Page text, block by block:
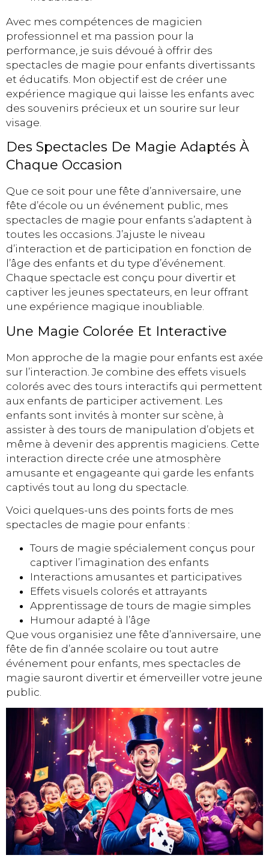
Avec mes compétences de magicien
professionnel et ma passion pour la
performance, je suis dévoué à offrir des
spectacles de magie pour enfants divertissants
et éducatifs. Mon objectif est de créer une
expérience magique qui laisse les enfants avec
des souvenirs précieux et un sourire sur leur
visage.
Des Spectacles De Magie Adaptés À
Chaque Occasion
Que ce soit pour une fête d’anniversaire, une
fête d’école ou un événement public, mes
spectacles de magie pour enfants s’adaptent à
toutes les occasions. J’ajuste le niveau
d’interaction et de participation en fonction de
l’âge des enfants et du type d’événement.
Chaque spectacle est conçu pour divertir et
captiver les jeunes spectateurs, en leur offrant
une expérience magique inoubliable.
Une Magie Colorée Et Interactive
Mon approche de la magie pour enfants est axée
sur l’interaction. Je combine des effets visuels
colorés avec des tours interactifs qui permettent
aux enfants de participer activement. Les
enfants sont invités à monter sur scène, à
assister à des tours de manipulation d’objets et
même à devenir des apprentis magiciens. Cette
interaction directe crée une atmosphère
amusante et engageante qui garde les enfants
captivés tout au long du spectacle.
Voici quelques-uns des points forts de mes
spectacles de magie pour enfants :
Tours de magie spécialement conçus pour
captiver l’imagination des enfants
Interactions amusantes et participatives
Effets visuels colorés et attrayants
Apprentissage de tours de magie simples
Humour adapté à l’âge
Que vous organisiez une fête d’anniversaire, une
fête de fin d’année scolaire ou tout autre
événement pour enfants, mes spectacles de
magie sauront divertir et émerveiller votre jeune
public.